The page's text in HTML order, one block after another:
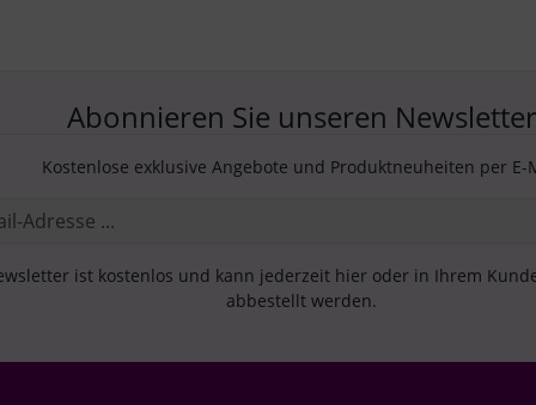
Abonnieren Sie unseren Newsletter
Kostenlose exklusive Angebote und Produktneuheiten per E-
ist kostenlos und kann jederzeit hier oder in Ihrem
abbestellt werden.